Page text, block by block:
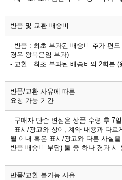
반품 및 교환 배송비
- 반품 : 최초 부과된 배송비 추가 편
경우 왕복운임 부과)
- 교환 : 최초 부과된 배송비의 2회분 (
반품/교환 사유에 따른
요청 가능 기간
- 구매자 단순 변심은 상품 수령 후 7
- 표시/광고와 상이, 계약 내용과 다르
월 이내 혹은 표시/광고와 다른 사실
반품 배송비 부담) 둘 중 하나 경과 시
반품/교환 불가능 사유